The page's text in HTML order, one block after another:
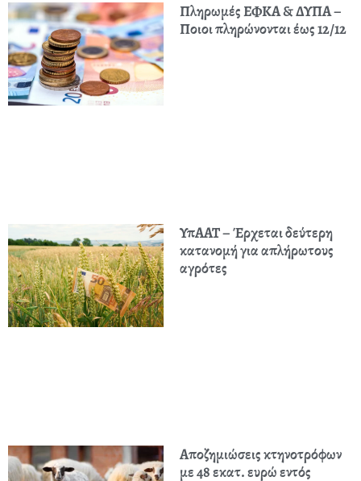
Πληρωμές ΕΦΚΑ & ΔΥΠΑ –
Ποιοι πληρώνονται έως 12/12
ΥπΑΑΤ – Έρχεται δεύτερη
κατανομή για απλήρωτους
αγρότες
Αποζημιώσεις κτηνοτρόφων
με 48 εκατ. ευρώ εντός